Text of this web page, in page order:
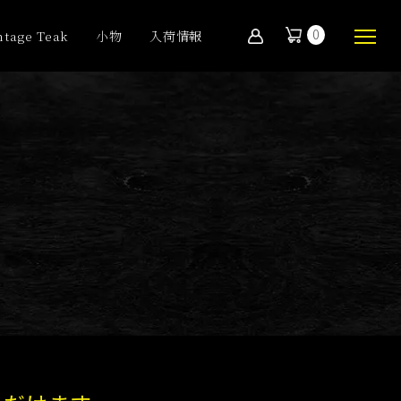
Teak 小物 入荷情報 0